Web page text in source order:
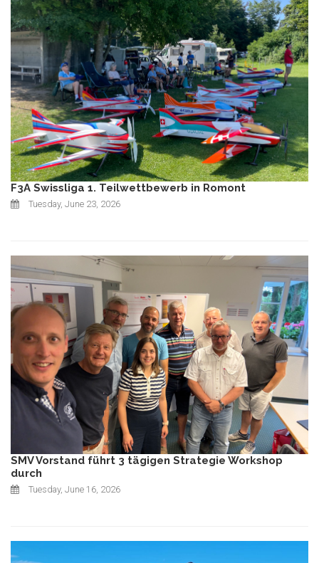
F3A Swissliga 1. Teilwettbewerb in Romont
Tuesday, June 23, 2026
SMV Vorstand führt 3 tägigen Strategie Workshop
durch
Tuesday, June 16, 2026